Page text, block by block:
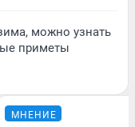
можно узнать
приметы
МНЕНИЕ